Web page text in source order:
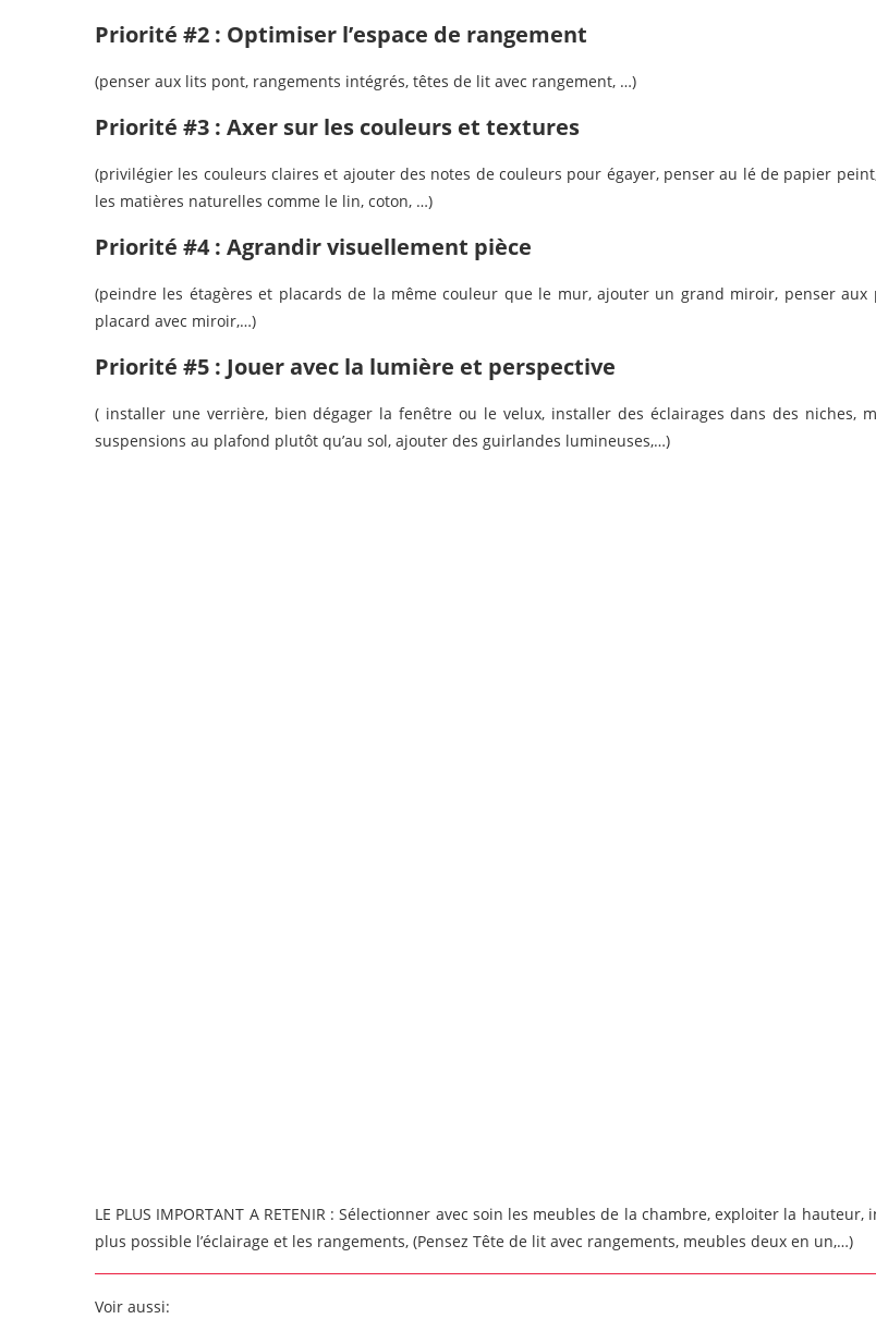
Priorité #2 : Optimiser l’espace de rangement
(penser aux lits pont, rangements intégrés, têtes de lit avec rangement, …)
Priorité #3 : Axer sur les couleurs et textures
(privilégier les couleurs claires et ajouter des notes de couleurs pour égayer, penser au lé de papier
les matières naturelles comme le lin, coton, …)
Priorité #4 : Agrandir visuellement pièce
(peindre les étagères et placards de la même couleur que le mur, ajouter un grand miroir, penser aux
placard avec miroir,…)
Priorité #5 : Jouer avec la lumière et perspective
( installer une verrière, bien dégager la fenêtre ou le velux, installer des éclairages dans des niches,
suspensions au plafond plutôt qu’au sol, ajouter des guirlandes lumineuses,…)
LE PLUS IMPORTANT A RETENIR : Sélectionner avec soin les meubles de la chambre, exploiter la hauteur,
plus possible l’éclairage et les rangements, (Pensez Tête de lit avec rangements, meubles deux en un,…)
Voir aussi: